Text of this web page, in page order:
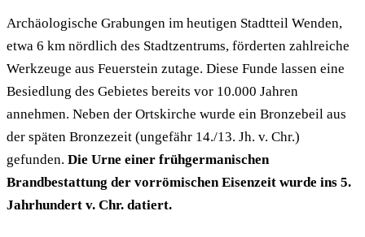
Archäologische Grabungen im heutigen Stadtteil Wenden,
etwa 6 km nördlich des Stadtzentrums, förderten zahlreiche
Werkzeuge aus Feuerstein zutage. Diese Funde lassen eine
Besiedlung des Gebietes bereits vor 10.000 Jahren
annehmen. Neben der Ortskirche wurde ein Bronzebeil aus
der späten Bronzezeit (ungefähr 14./13. Jh. v. Chr.)
gefunden. Die Urne einer frühgermanischen
Brandbestattung der vorrömischen Eisenzeit wurde ins 5.
Jahrhundert v. Chr. datiert.